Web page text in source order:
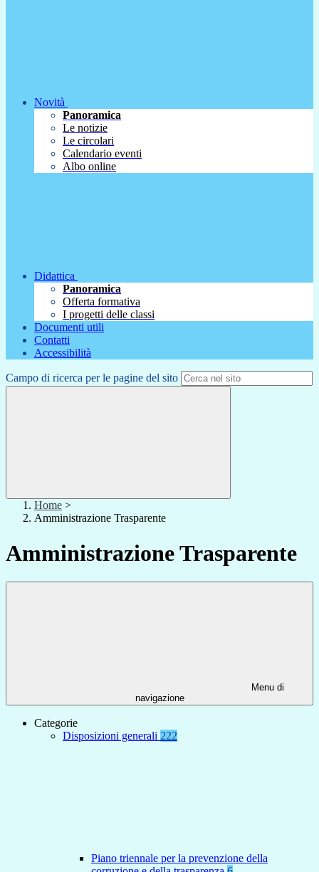
Novità
Panoramica
Le notizie
Le circolari
Calendario eventi
Albo online
Didattica
Panoramica
Offerta formativa
I progetti delle classi
Documenti utili
Contatti
Accessibilità
Campo di ricerca per le pagine del sito
Home >
Amministrazione Trasparente
Amministrazione Trasparente
Menu di
navigazione
Categorie
Disposizioni generali 222
Piano triennale per la prevenzione della